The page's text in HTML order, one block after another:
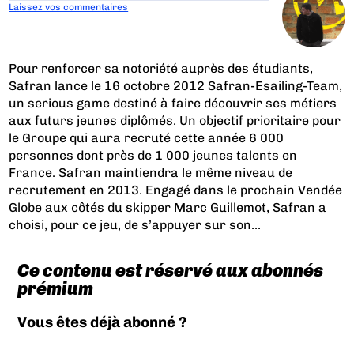
Laissez vos commentaires
Pour renforcer sa notoriété auprès des étudiants,
Safran lance le 16 octobre 2012 Safran-Esailing-Team,
un serious game destiné à faire découvrir ses métiers
aux futurs jeunes diplômés. Un objectif prioritaire pour
le Groupe qui aura recruté cette année 6 000
personnes dont près de 1 000 jeunes talents en
France. Safran maintiendra le même niveau de
recrutement en 2013. Engagé dans le prochain Vendée
Globe aux côtés du skipper Marc Guillemot, Safran a
choisi, pour ce jeu, de s’appuyer sur son...
Ce contenu est réservé aux abonnés
prémium
Vous êtes déjà abonné ?